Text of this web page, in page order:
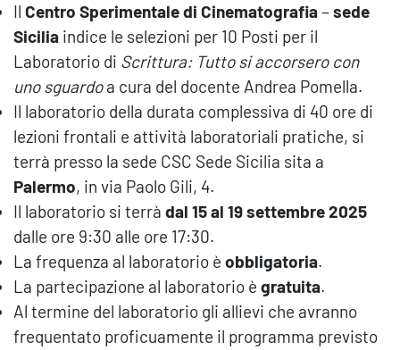
Il Centro Sperimentale di Cinematografia– sede
Sicilia indice le selezioni per 10 Posti per il
Laboratorio di Scrittura: Tutto si accorsero con
uno sguardoa cura del docente Andrea Pomella.
Il laboratorio della durata complessiva di 40 ore di
lezioni frontali e attività laboratoriali pratiche, si
terrà presso la sede CSC Sede Sicilia sita a
Palermo, in via Paolo Gili, 4.
Il laboratorio si terrà dal 15 al 19 settembre 2025
dalle ore 9:30 alle ore 17:30.
La frequenza al laboratorio è obbligatoria.
La partecipazione al laboratorio è gratuita.
Al termine del laboratorio gli allievi che avranno
frequentato proficuamente il programma previsto